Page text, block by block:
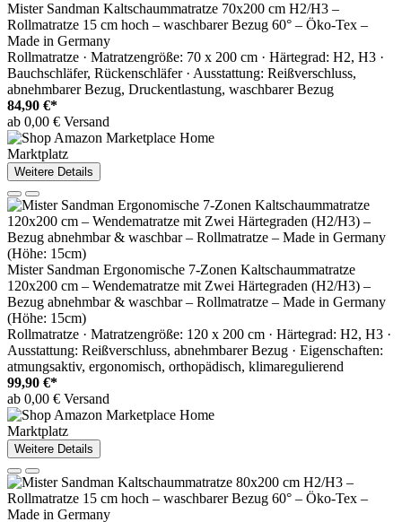
Mister Sandman Kaltschaummatratze 70x200 cm H2/H3 –
Rollmatratze 15 cm hoch – waschbarer Bezug 60° – Öko-Tex –
Made in Germany
Rollmatratze · Matratzengröße: 70 x 200 cm · Härtegrad: H2, H3 ·
Bauchschläfer, Rückenschläfer · Ausstattung: Reißverschluss,
abnehmbarer Bezug, Druckentlastung, waschbarer Bezug
84,90 €*
ab 0,00 € Versand
Marktplatz
Weitere Details
Mister Sandman Ergonomische 7-Zonen Kaltschaummatratze
120x200 cm – Wendematratze mit Zwei Härtegraden (H2/H3) –
Bezug abnehmbar & waschbar – Rollmatratze – Made in Germany
(Höhe: 15cm)
Rollmatratze · Matratzengröße: 120 x 200 cm · Härtegrad: H2, H3 ·
Ausstattung: Reißverschluss, abnehmbarer Bezug · Eigenschaften:
atmungsaktiv, ergonomisch, orthopädisch, klimaregulierend
99,90 €*
ab 0,00 € Versand
Marktplatz
Weitere Details